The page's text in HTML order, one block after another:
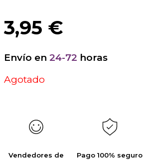
3,95 €
Envío en 24-72 horas
Agotado
Vendedores de
Pago 100% seguro